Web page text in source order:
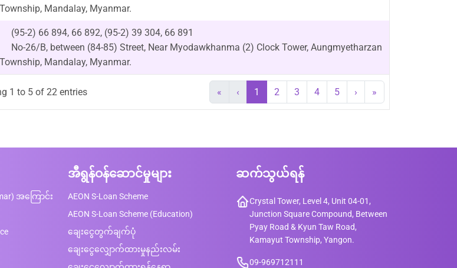
Township, Mandalay, Myanmar.
(95-2) 66 894, 66 892, (95-2) 39 304, 66 891
No-26/B, between (84-85) Street, Near Myodawkhanma (2) Clock Tower, Aungmyetharzan
Township, Mandalay, Myanmar.
1 to 5 of 22 entries « ‹ 1 2 3 4 5 › »
အကြောင်း
အီရွန်ဝန်ဆောင်မှုများ
AEON S-Loan Scheme
AEON S-Loan Scheme (Education)
ချေးငွေတွက်ချက်ပုံ
ချေးငွေလျှောက်ထားမှုနည်းလမ်း
ဆက်သွယ်ရန်
Crystal Tower, Level 4, Unit 04-01,
Junction Square Compound, Between
Pyay Road & Kyun Taw Road,
Kamayut Township, Yangon.
09-969712111